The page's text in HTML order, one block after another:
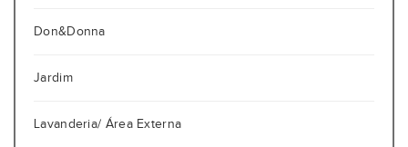
Don&Donna
Jardim
Lavanderia/ Área Externa